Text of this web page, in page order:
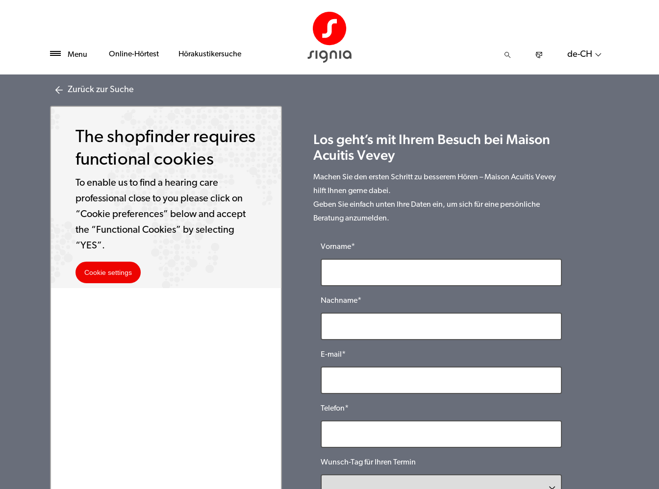
Menu Online-Hörtest Hörakustikersuche de-CH
Zurück zur Suche
The shopfinder requires
functional cookies
To enable us to find a hearing care
professional close to you please click on
“Cookie preferences” below and accept
the “Functional Cookies” by selecting
“YES”.
Cookie settings
Los geht’s mit Ihrem Besuch bei Maison
Acuitis Vevey
Machen Sie den ersten Schritt zu besserem Hören – Maison Acuitis Vevey
hilft Ihnen gerne dabei.
Geben Sie einfach unten Ihre Daten ein, um sich für eine persönliche
Beratung anzumelden.
Vorname*
Nachname*
E-mail*
Telefon*
Wunsch-Tag für Ihren Termin